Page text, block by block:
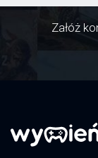
Załóż